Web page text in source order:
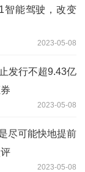
智能驾驶，改变
2023-05-08
发行不超9.43亿
2023-05-08
尽可能快地提前
2023-05-08